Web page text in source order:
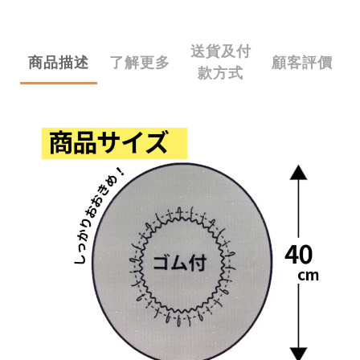
商品描述 了解更多
送貨及付
款方式
顧客評價